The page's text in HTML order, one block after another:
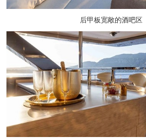
后甲板宽敞的酒吧区